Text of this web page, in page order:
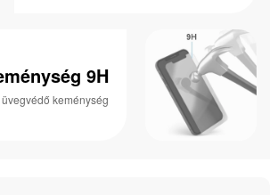
9H
keménység